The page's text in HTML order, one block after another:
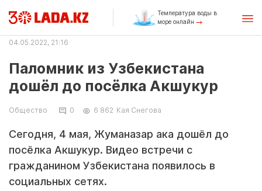
Температура воды в
море онлайн
04.05.2022, 21:16
Паломник из Узбекистана
дошёл до посёлка Акшукур
Общество 0 6 862 Кая Снегова
Сегодня, 4 мая, Жуманазар ака дошёл до
посёлка Акшукур. Видео встречи с
гражданином Узбекистана появилось в
социальных сетях.